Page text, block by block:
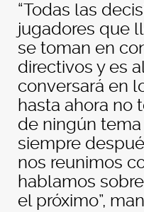
“Todas las
jugadores que
se toman en
directivos y es
conversará en
hasta ahora no
de ningún tema
siempre
nos reunimos
hablamos
el próximo”,